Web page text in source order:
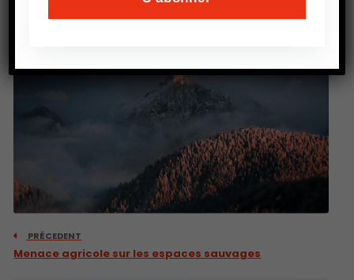
PRÉCEDENT
Menace agricole sur les espaces sauvages